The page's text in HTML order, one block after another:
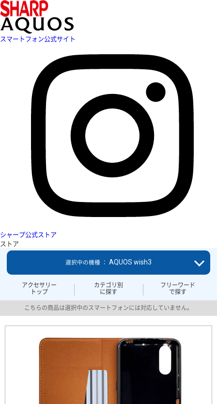
スマートフォン公式サイト
シャープ公式ストア
ストア
アクセサリー
トップ
カテゴリ別
に探す
フリーワード
で探す
選択中の機種 ： AQUOS wish3
こちらの商品は選択中のスマートフォンには対応していません。